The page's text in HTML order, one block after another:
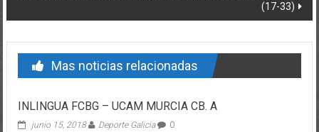
(17-33)
Mas noticias relacionadas
INLINGUA FCBG – UCAM MURCIA CB. A
junio 15, 2018 Deporte Galicia 0